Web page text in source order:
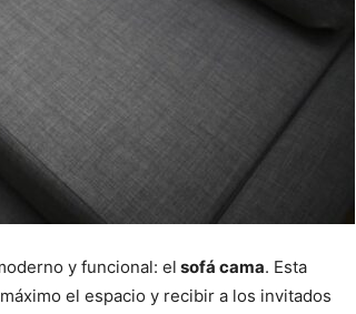
y funcional: el sofá cama. Esta
el espacio y recibir a los invitados